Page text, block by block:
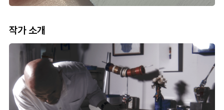
작가 소개